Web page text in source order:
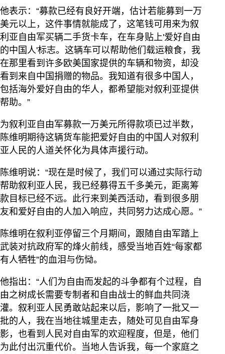
他表示：“募款已经有良好开端，估计若能募到一万
美元以上，这件事情就能成了，这笔钱可用来为叙
利亚自由军买辆二手货卡车，在车身贴上'爱好自由
的中国人'标志。这辆车可以帮助他们载运粮食，我
在那里看到许多欧美国家提供的车辆和物资，却没
看到来自中国捐赠的物品。我知道有很多中国人，
包括海外爱好自由的华人，都希望能对叙利亚提供
帮助。”
为叙利亚自由军募款一万美元所得款项已过半数，
陈维明期待这辆货车能把爱好自由的中国人对叙利
亚人民的人道关怀化为具体声援行动。
陈维明说：“现在是时候了，我们可以通过实际行动
帮助叙利亚人民，我已经募得五千多美元，距离筹
款目标已经不远。此行来到美西活动，看到很多朋
友和爱好自由的人加入响应，共同努力达成心愿。”
陈维明在叙利亚停留三个月期间，跟随自由军踏上
武装对抗政府军的烽火前线，感受当地百姓“每家都
有人牺牲”的血泪与伤恸。
他指出：“人们为自由而发起的斗争都有个过程，自
由之树成长需要专制者和自由战士的鲜血共同浇
灌。叙利亚人民勇敢站起来以后，影响了一批又一
批的人，我在当地往城里走去，随处可见自由军身
影，也看到人民对自由军的欢迎程度，但是，他们
为此付出沉重代价。当地人告诉我，每一个家庭之